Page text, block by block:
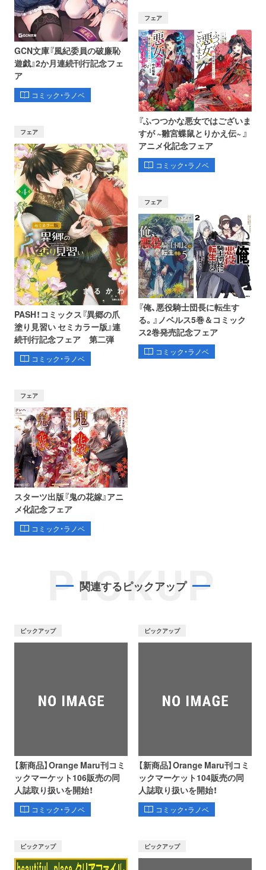
GCN文庫『風紀委員の破廉恥
遊戯』2か月連続刊行記念フェ
ア
コミック・ラノベ
フェア
PASH！コミックス『異郷の爪
塗り見習い セミカラー版』連
続刊行記念フェア 第二弾
コミック・ラノベ
フェア
『ふつつかな悪女ではございま
すが ~雛宮蝶鼠とりかえ伝~ 』
アニメ化記念フェア
コミック・ラノベ
フェア
スターツ出版『鬼の花嫁』アニ
メ化記念フェア
コミック・ラノベ
フェア
『俺、悪役騎士団長に転生す
る。』ノベルス5巻＆コミック
ス2巻発売記念フェア
コミック・ラノベ
PICKUP
関連するピックアップ
ピックアップ
【新商品】Orange Maru刊コミ
ックマーケット106販売の同
人誌取り扱いを開始！
コミック・ラノベ
ピックアップ
【新商品】Orange Maru刊コミ
ックマーケット104販売の同
人誌取り扱いを開始！
コミック・ラノベ
ピックアップ ピックアップ